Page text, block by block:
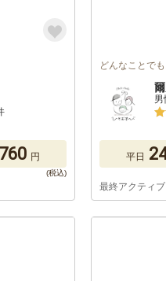
円
どんなことで
平日
最終アクティ